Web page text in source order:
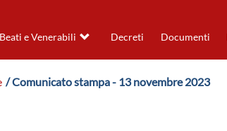
e Venerabili Decreti Documenti
/ Comunicato stampa - 13 novembre 2023